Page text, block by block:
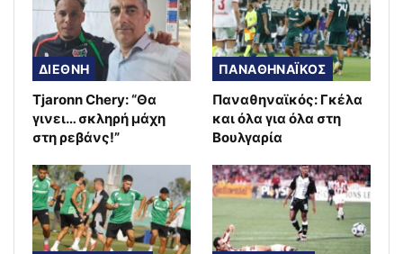
ΔΙΕΘΝΗ
Tjaronn Chery: “Θα
γινει… σκληρή μάχη
στη ρεβάνς!”
ΠΑΝΑΘΗΝΑΪΚΟΣ
Παναθηναϊκός: Γκέλα
και όλα για όλα στη
Βουλγαρία